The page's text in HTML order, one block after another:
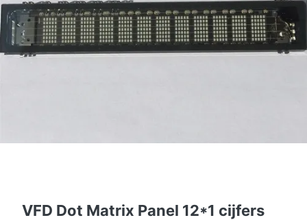
VFD Dot Matrix Panel 12*1 cijfers